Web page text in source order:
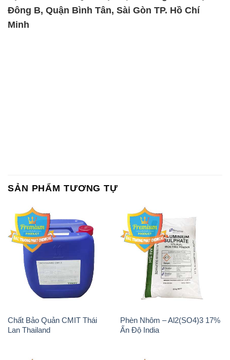
Chất tạo bọt Las P Tico Tank
IBC Bồn Việt Nam
Sodium Benzoate – Mốc Bột
Kalama Food Grade Mỹ Usa